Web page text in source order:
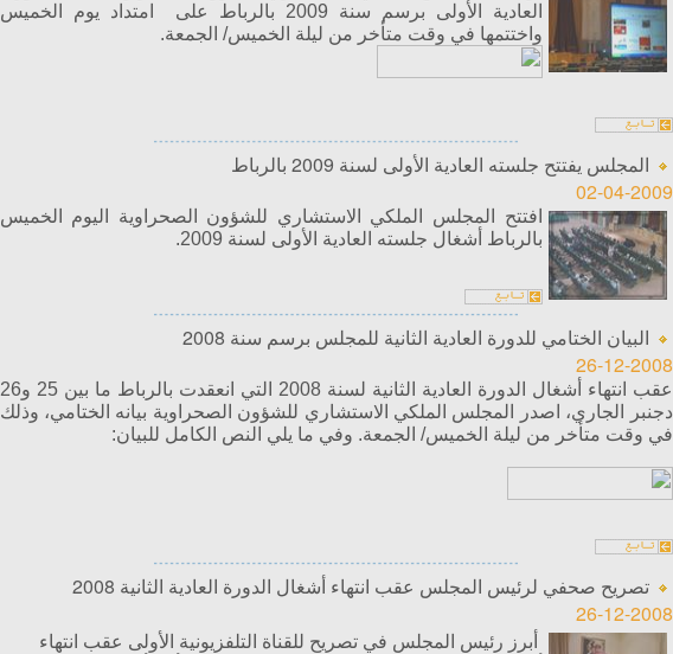
العادية الأولى برسم سنة 2009 بالرباط على امتداد يوم الخميس
واختتمها في وقت متأخر من ليلة الخميس/ الجمعة.
المجلس يفتتح جلسته العادية الأولى لسنة 2009 بالرباط
02-04-2009
افتتح المجلس الملكي الاستشاري للشؤون الصحراوية اليوم الخميس
بالرباط أشغال جلسته العادية الأولى لسنة 2009.
البيان الختامي للدورة العادية الثانية للمجلس برسم سنة 2008
26-12-2008
عقب انتهاء أشغال الدورة العادية الثانية لسنة 2008 التي انعقدت بالرباط ما بين 25 و26
دجنبر الجاري، اصدر المجلس الملكي الاستشاري للشؤون الصحراوية بيانه الختامي، وذلك
في وقت متأخر من ليلة الخميس/ الجمعة. وفي ما يلي النص الكامل للبيان:
تصريح صحفي لرئيس المجلس عقب انتهاء أشغال الدورة العادية الثانية 2008
26-12-2008
أبرز رئيس المجلس في تصريح للقناة التلفزيونية الأولى عقب انتهاء